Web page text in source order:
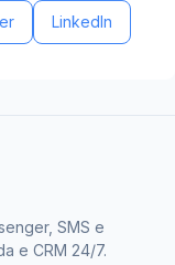
LinkedIn
SMS e
e CRM 24/7.